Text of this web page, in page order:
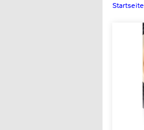
Startseite